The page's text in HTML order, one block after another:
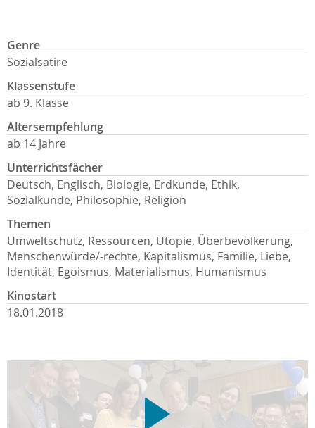
Genre
Sozialsatire
Klassenstufe
ab 9. Klasse
Altersempfehlung
ab 14 Jahre
Unterrichtsfächer
Deutsch, Englisch, Biologie, Erdkunde, Ethik,
Sozialkunde, Philosophie, Religion
Themen
Umweltschutz, Ressourcen, Utopie, Überbevölkerung,
Menschenwürde/-rechte, Kapitalismus, Familie, Liebe,
Identität, Egoismus, Materialismus, Humanismus
Kinostart
18.01.2018